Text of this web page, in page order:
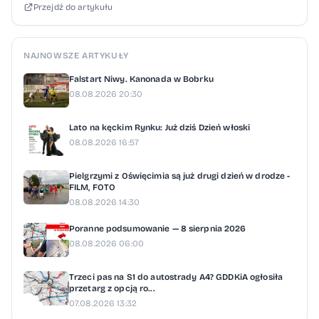
Przejdź do artykułu
NAJNOWSZE ARTYKUŁY
Falstart Niwy. Kanonada w Bobrku
08.08.2026 20:30
Lato na kęckim Rynku: Już dziś Dzień włoski
08.08.2026 16:57
Pielgrzymi z Oświęcimia są już drugi dzień w drodze -
FILM, FOTO
08.08.2026 14:30
Poranne podsumowanie — 8 sierpnia 2026
08.08.2026 06:00
Trzeci pas na S1 do autostrady A4? GDDKiA ogłosiła
przetarg z opcją ro...
07.08.2026 13:32